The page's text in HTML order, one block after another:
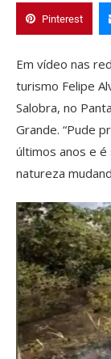
Pinterest
Em vídeo nas
turismo Felipe
Salobra, no
Grande. “Pude
últimos anos e
natureza